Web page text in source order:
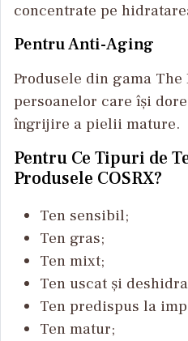
concentrate pe
Pentru Anti-Aging
Produsele din gama
persoanelor care își
îngrijire a pielii mature.
Pentru Ce Tipuri de
Produsele COSRX?
Ten sensibil;
Ten gras;
Ten mixt;
Ten uscat și
Ten predispus la
Ten matur;